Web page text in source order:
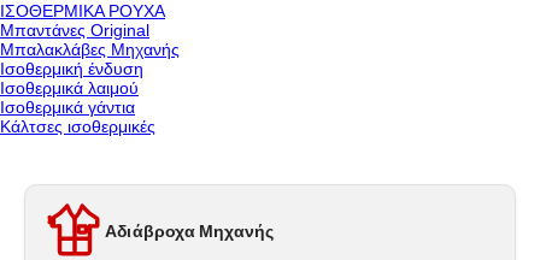
ΙΣΟΘΕΡΜΙΚΑ ΡΟΥΧΑ
Μπαντάνες Original
Μπαλακλάβες Μηχανής
Ισοθερμική ένδυση
Ισοθερμικά λαιμού
Ισοθερμικά γάντια
Κάλτσες ισοθερμικές
Αδιάβροχα Μηχανής